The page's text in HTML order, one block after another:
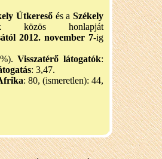
Útkeresőés a Székely
közös honlapját
2012. november 7-ig
Visszatérő látogatók:
: 3,47.
: 80, (ismeretlen): 44,